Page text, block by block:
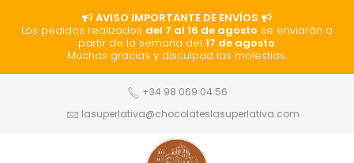
AVISO IMPORTANTE DE ENVÍOS
Los pedidos realizados del 7 al 16 de agosto se enviarán a
partir de la semana del 17 de agosto.
Muchas gracias y disculpad las molestias.
+34 98 069 04 56
lasuperlativa@chocolateslasuperlativa.com
Empresas 0 Comments